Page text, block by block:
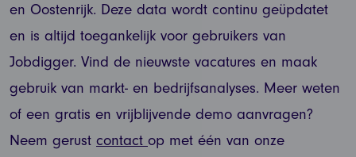
en Oostenrijk. Deze data wordt continu geüpdatet
en is altijd toegankelijk voor gebruikers van
Jobdigger. Vind de nieuwste vacatures en maak
gebruik van markt- en bedrijfsanalyses. Meer weten
of een gratis en vrijblijvende demo aanvragen?
Neem gerust contact op met één van onze